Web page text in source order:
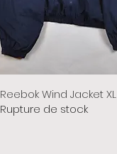
Reebok Wind Jacket XL
Rupture de stock